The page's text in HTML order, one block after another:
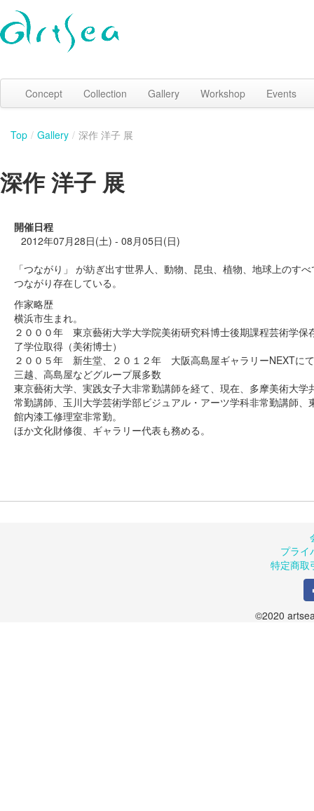
Concept Collection Gallery Workshop Events
Top / Gallery / 深作 洋子 展
深作 洋子 展
開催日程
2012年07月28日(土) - 08月05日(日)
「つながり」 が紡ぎ出す世界人、動物、昆虫、植物、地球上のす
つながり存在している。
作家略歴
横浜市生まれ。
２０００年 東京藝術大学大学院美術研究科博士後期課程芸術学保
了学位取得（美術博士）
２００５年 新生堂、２０１２年 大阪高島屋ギャラリーNEXTに
三越、高島屋などグループ展多数
東京藝術大学、実践女子大非常勤講師を経て、現在、多摩美術大学
常勤講師、玉川大学芸術学部ビジュアル・アーツ学科非常勤講師、
館内漆工修理室非常勤。
ほか文化財修復、ギャラリー代表も務める。
プライ
特定商取
©2020